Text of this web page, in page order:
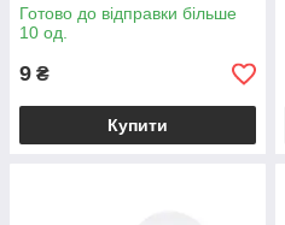
Готово до відправки більше
10 од.
9 ₴
Купити